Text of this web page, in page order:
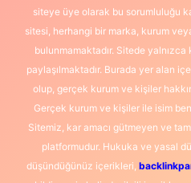
siteye üye olarak bu sorumluluğu
sitesi, herhangi bir marka, kurum
bulunmamaktadır. Sitede yalnızca
paylaşılmaktadır. Burada yer alan
olup, gerçek kurum ve kişiler
Gerçek kurum ve kişiler ile isim
Sitemiz, kar amacı gütmeyen ve
platformudur. Hukuka ve yasal
düşündüğünüz içerikleri,